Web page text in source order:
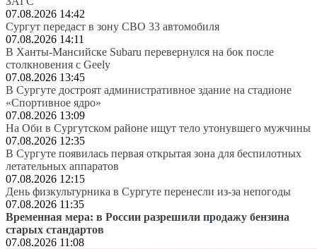
07.08.2026 14:42
Сургут передаст в зону СВО 33 автомобиля
07.08.2026 14:11
В Ханты-Мансийске Subaru перевернулся на бок после
столкновения с Geely
07.08.2026 13:45
В Сургуте достроят административное здание на стадионе
«Спортивное ядро»
07.08.2026 13:09
На Оби в Сургутском районе ищут тело утонувшего мужчины
07.08.2026 12:35
В Сургуте появилась первая открытая зона для беспилотных
летательных аппаратов
07.08.2026 12:15
День физкультурника в Сургуте перенесли из-за непогоды
07.08.2026 11:35
Временная мера: в России разрешили продажу бензина
старых стандартов
07.08.2026 11:08